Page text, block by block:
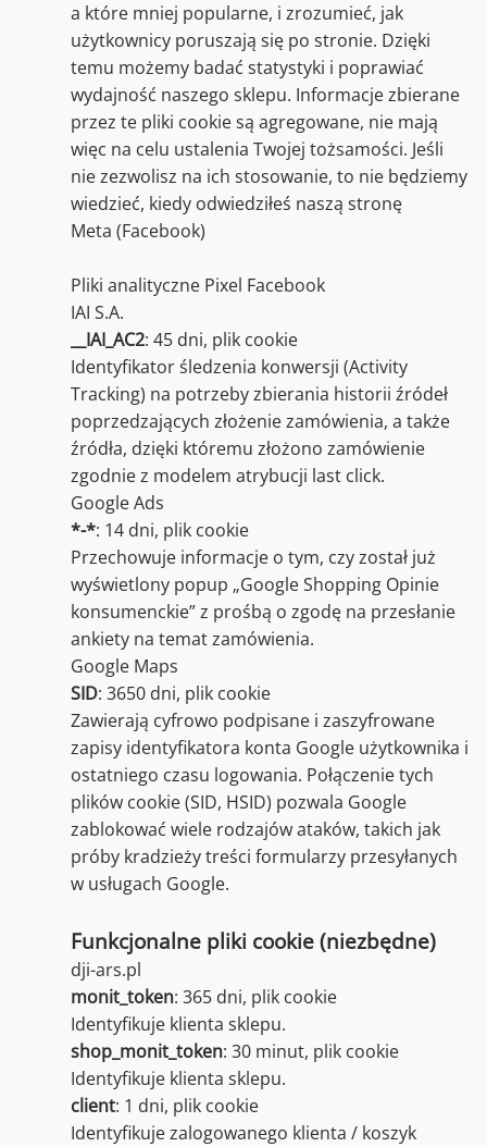
a które mniej popularne, i zrozumieć, jak
użytkownicy poruszają się po stronie. Dzięki
temu możemy badać statystyki i poprawiać
wydajność naszego sklepu. Informacje zbierane
przez te pliki cookie są agregowane, nie mają
więc na celu ustalenia Twojej tożsamości. Jeśli
nie zezwolisz na ich stosowanie, to nie będziemy
wiedzieć, kiedy odwiedziłeś naszą stronę
Meta (Facebook)
Pliki analityczne Pixel Facebook
IAI S.A.
__IAI_AC2: 45 dni, plik cookie
Identyfikator śledzenia konwersji (Activity
Tracking) na potrzeby zbierania historii źródeł
poprzedzających złożenie zamówienia, a także
źródła, dzięki któremu złożono zamówienie
zgodnie z modelem atrybucji last click.
Google Ads
*-*: 14 dni, plik cookie
Przechowuje informacje o tym, czy został już
wyświetlony popup „Google Shopping Opinie
konsumenckie” z prośbą o zgodę na przesłanie
ankiety na temat zamówienia.
Google Maps
SID: 3650 dni, plik cookie
Zawierają cyfrowo podpisane i zaszyfrowane
zapisy identyfikatora konta Google użytkownika i
ostatniego czasu logowania. Połączenie tych
plików cookie (SID, HSID) pozwala Google
zablokować wiele rodzajów ataków, takich jak
próby kradzieży treści formularzy przesyłanych
w usługach Google.
Funkcjonalne pliki cookie (niezbędne)
dji-ars.pl
monit_token: 365 dni, plik cookie
Identyfikuje klienta sklepu.
shop_monit_token: 30 minut, plik cookie
Identyfikuje klienta sklepu.
client: 1 dni, plik cookie
Identyfikuje zalogowanego klienta / koszyk